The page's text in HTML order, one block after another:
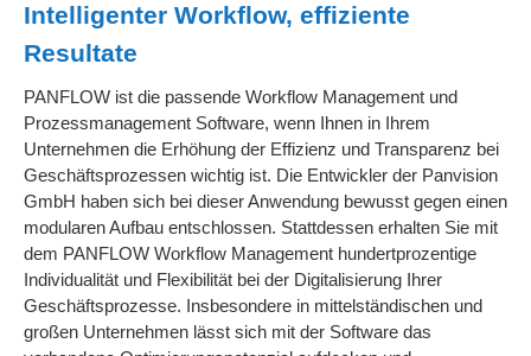
Intelligenter Workflow, effiziente
Resultate
PANFLOW ist die passende Workflow Management und
Prozessmanagement Software, wenn Ihnen in Ihrem
Unternehmen die Erhöhung der Effizienz und Transparenz bei
Geschäftsprozessen wichtig ist. Die Entwickler der Panvision
GmbH haben sich bei dieser Anwendung bewusst gegen einen
modularen Aufbau entschlossen. Stattdessen erhalten Sie mit
dem PANFLOW Workflow Management hundertprozentige
Individualität und Flexibilität bei der Digitalisierung Ihrer
Geschäftsprozesse. Insbesondere in mittelständischen und
großen Unternehmen lässt sich mit der Software das